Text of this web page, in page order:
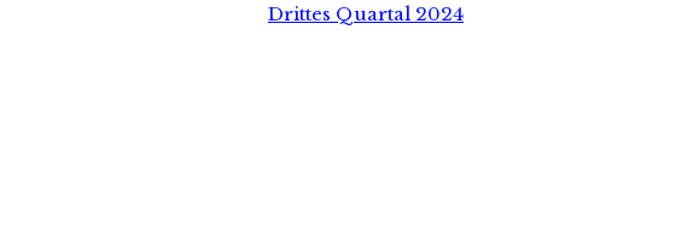
Drittes Quartal 2024